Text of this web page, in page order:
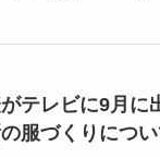
テレビに9月
服づくりにつ